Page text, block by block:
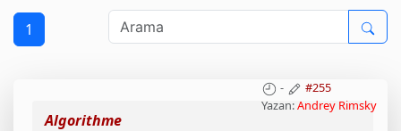
1
-
#255
Yazan:Andrey Rimsky
Algorithme